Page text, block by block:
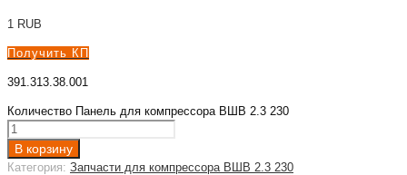
1 RUB
Получить КП
391.313.38.001
Количество Панель для компрессора ВШВ 2.3 230
В корзину
Категория: Запчасти для компрессора ВШВ 2.3 230